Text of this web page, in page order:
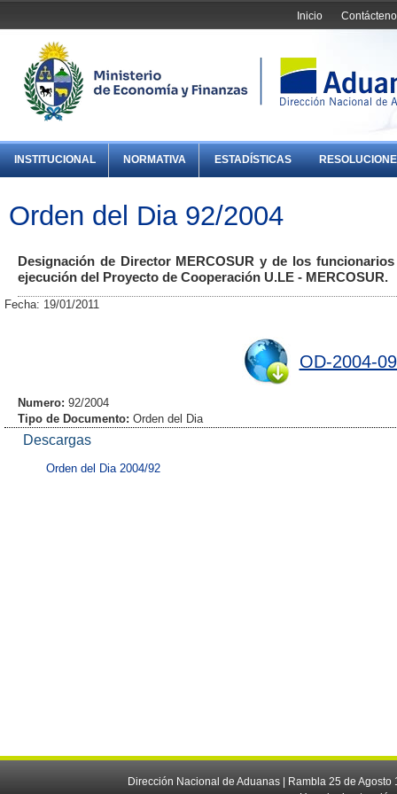
Inicio
INSTITUCIONAL NORMATIVA ESTADÍSTICAS
Orden del Dia 92/2004
Designación de Director MERCOSUR y de los
ejecución del Proyecto de Cooperación U.LE - MERCOSUR.
Fecha: 19/01/2011
OD-2004-
Numero: 92/2004
Tipo de Documento: Orden del Dia
Descargas
Orden del Dia 2004/92
Dirección Nacional de Aduanas | Rambla 25 de